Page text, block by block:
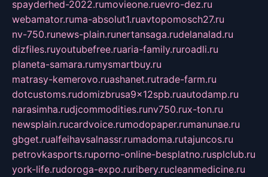
spayderhed-2022.rumovieone.ruevro-dez.ru
webamator.ruma-absolut1.ruavtopomosch27.ru
nv-750.runews-plain.runertansaga.rudelanalad.ru
dizfiles.ruyoutubefree.ruaria-family.ruroadli.ru
planeta-samara.rumysmartbuy.ru
matrasy-kemerovo.ruashanet.rutrade-farm.ru
dotcustoms.rudomizbrusa9x12spb.ruautodamp.ru
narasimha.rudjcommodities.runv750.rux-ton.ru
newsplain.rucardvoice.rumodopaper.rumanunae.ru
gbget.rualfeihavsalnassr.rumadoma.rutajuncos.ru
petrovkasports.ruporno-online-besplatno.rusplclub.ru
york-life.rudoroga-expo.ruribery.rucleanmedicine.ru